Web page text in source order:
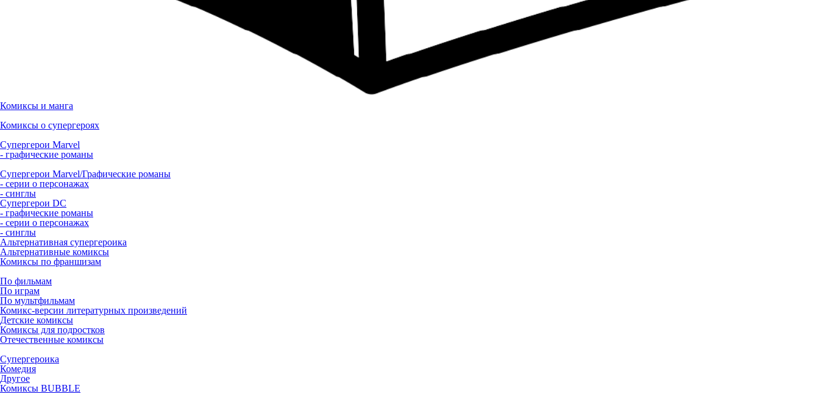
Комиксы и манга
Комиксы о супергероях
Супергерои Marvel
- графические романы
Супергерои Marvel/Графические романы
- серии о персонажах
- синглы
Супергерои DC
- графические романы
- серии о персонажах
- синглы
Альтернативная супергероика
Альтернативные комиксы
Комиксы по франшизам
По фильмам
По играм
По мультфильмам
Комикс-версии литературных произведений
Детские комиксы
Комиксы для подростков
Отечественные комиксы
Супергероика
Комедия
Другое
Комиксы BUBBLE